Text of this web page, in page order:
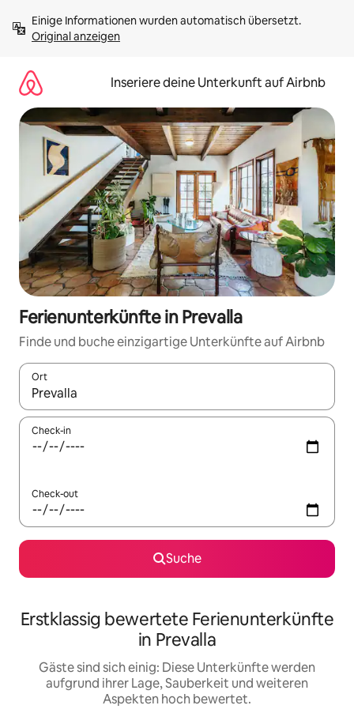
Inhalten
springenOriginal anzeigen
Inseriere deine Unterkunft auf Airbnb
Ferienunterkünfte in Prevalla
Finde und buche einzigartige Unterkünfte auf Airbnb
Ort
Wenn Ergebnisse verfügbar sind, navigiere mit den
Check-in
Check-out
Suche
Erstklassig bewertete Ferienunterkünfte
in Prevalla
Gäste sind sich einig: Diese Unterkünfte werden
aufgrund ihrer Lage, Sauberkeit und weiteren
Aspekten hoch bewertet.